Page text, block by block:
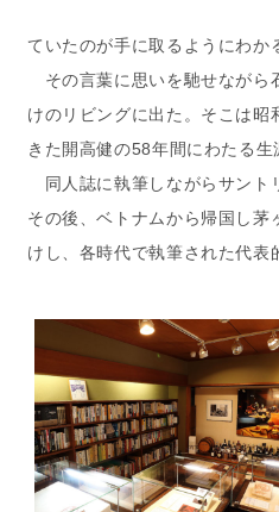
ていたのが手に取るようにわか
その言葉に思いを馳せながら
けのリビングに出た。そこは
きた開高健の58年間にわたる生
同人誌に執筆しながらサント
その後、ベトナムから帰国し
けし、各時代で執筆された代表